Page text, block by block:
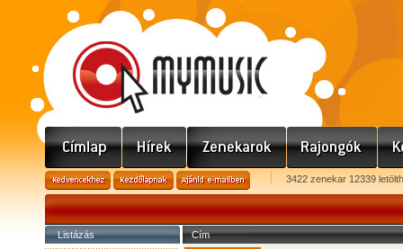
3422 zenekar 12339
Listázás Cím